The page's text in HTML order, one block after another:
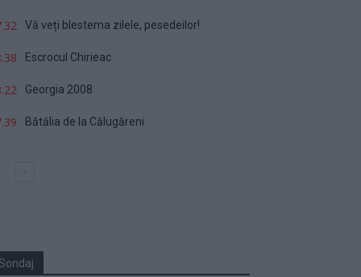
Vă veți blestema zilele, pesedeilor!
Escrocul Chirieac
Georgia 2008
Bătălia de la Călugăreni